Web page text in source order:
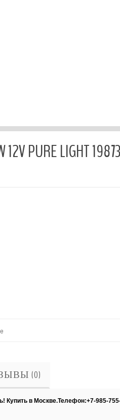
LIGHT
(0)
Купить в Москве.Телефон:+7-985-